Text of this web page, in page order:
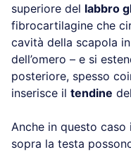
superiore del labbro
fibrocartilagine che
cavità della scapola
dell’omero – e si
posteriore, spesso
inserisce il tendine
Anche in questo caso i
sopra la testa